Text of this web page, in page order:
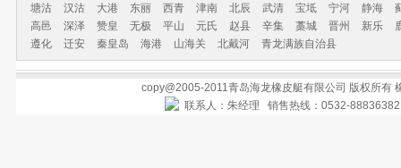
塘沽
汉沽 大港 东丽 西青 津南 北辰 武清 宝坻 宁河 静海
高邑
深泽 赞皇 无极 平山 元氏 赵县 辛集 藁城 晋州 新乐
遵化
迁安 秦皇岛 海港 山海关 北戴河 青龙满族自治县
copy@2005-2011青岛海龙橡皮艇有限公司 版权所有
联系人：朱经理 销售热线：0532-